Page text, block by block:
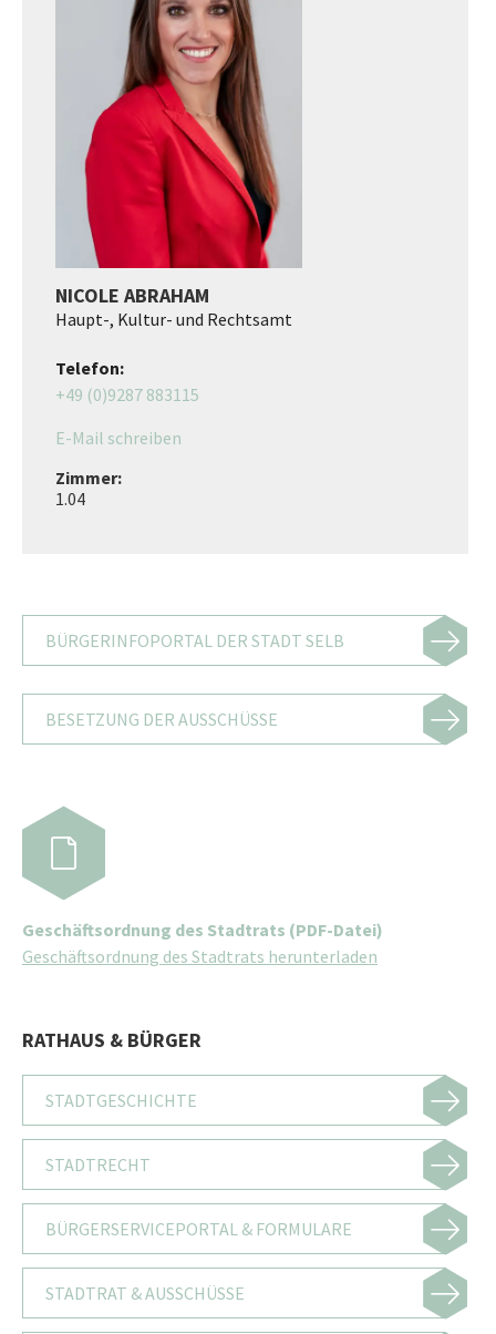
NICOLE ABRAHAM
Haupt-, Kultur- und Rechtsamt
Telefon:
+49 (0)9287 883115
E-Mail schreiben
Zimmer:
1.04
BÜRGERINFOPORTAL DER STADT SELB
BESETZUNG DER AUSSCHÜSSE
Geschäftsordnung des Stadtrats (PDF-Datei)
Geschäftsordnung des Stadtrats herunterladen
RATHAUS & BÜRGER
STADTGESCHICHTE
STADTRECHT
BÜRGERSERVICEPORTAL & FORMULARE
STADTRAT & AUSSCHÜSSE